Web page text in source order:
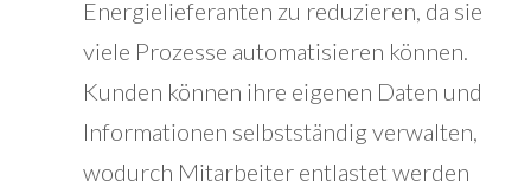
Energielieferanten zu reduzieren, da sie
viele Prozesse automatisieren können.
Kunden können ihre eigenen Daten und
Informationen selbstständig verwalten,
wodurch Mitarbeiter entlastet werden